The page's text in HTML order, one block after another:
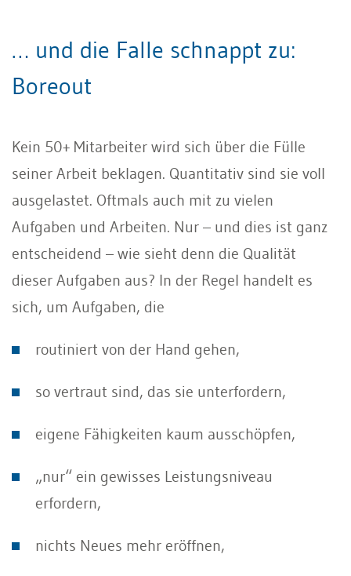
… und die Falle schnappt zu:
Boreout
Kein 50+ Mitarbeiter wird sich über die Fülle
seiner Arbeit beklagen. Quantitativ sind sie voll
ausgelastet. Oftmals auch mit zu vielen
Aufgaben und Arbeiten. Nur – und dies ist ganz
entscheidend – wie sieht denn die Qualität
dieser Aufgaben aus? In der Regel handelt es
sich, um Aufgaben, die
routiniert von der Hand gehen,
so vertraut sind, das sie unterfordern,
eigene Fähigkeiten kaum ausschöpfen,
„nur“ ein gewisses Leistungsniveau
erfordern,
nichts Neues mehr eröffnen,